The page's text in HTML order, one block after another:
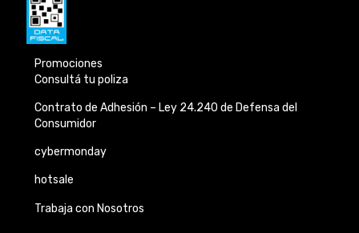
Promociones
Consultá tu poliza
Contrato de Adhesión – Ley 24.240 de Defensa del
Consumidor
cybermonday
hotsale
Trabaja con Nosotros